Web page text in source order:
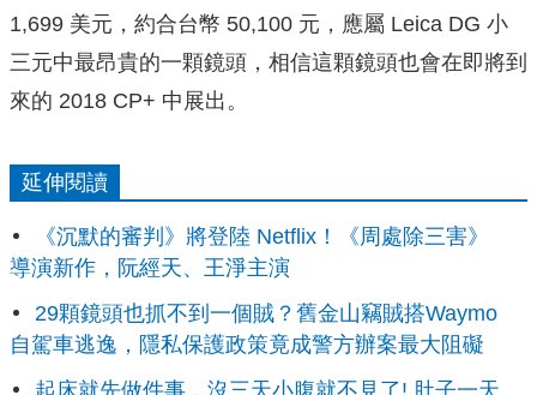
1,699 美元，約合台幣 50,100 元，應屬 Leica DG 小
三元中最昂貴的一顆鏡頭，相信這顆鏡頭也會在即將到
來的 2018 CP+ 中展出。
延伸閱讀
《沉默的審判》將登陸 Netflix！《周處除三害》
導演新作，阮經天、王淨主演
29顆鏡頭也抓不到一個賊？舊金山竊賊搭Waymo
自駕車逃逸，隱私保護政策竟成警方辦案最大阻礙
起床就先做件事，沒三天小腹就不見了! 肚子一天